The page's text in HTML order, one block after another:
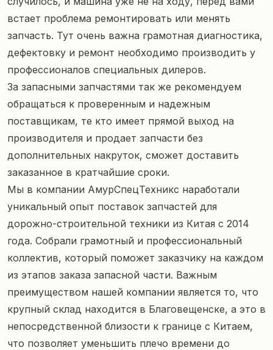
встает проблема ремонтировать или менять
запчасть. Тут очень важна грамотная диагностика,
дефектовку и ремонт необходимо производить у
профессионалов специальных дилеров.
За запасными запчастями так же рекомендуем
обращаться к проверенным и надежным
поставщикам, те кто имеет прямой выход на
производителя и продает запчасти без
дополнительных накруток, сможет доставить
заказанное в кратчайшие сроки.
Мы в компании АмурСпецТехникс наработали
уникальный опыт поставок запчастей для
дорожно-строительной техники из Китая с 2014
года. Собрали грамотный и профессиональный
коллектив, который поможет заказчику на каждом
из этапов заказа запасной части. Важным
преимуществом нашей компании является то, что
крупный склад находится в Благовещенске, а это в
непосредственной близости к границе с Китаем,
что позволяет уменьшить плечо времени до